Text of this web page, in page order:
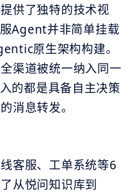
供了独特的技术视
Agent并非简单挂载
原生架构构建。
渠道被统一纳入同一
的都是具备自主决策
消息转发。
客服、工单系统等6
从悦问知识库到